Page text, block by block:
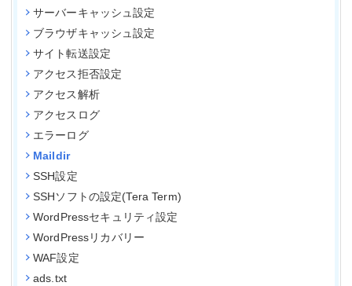
サーバーキャッシュ設定
ブラウザキャッシュ設定
サイト転送設定
アクセス拒否設定
アクセス解析
アクセスログ
エラーログ
Maildir
SSH設定
SSHソフトの設定(Tera Term)
WordPressセキュリティ設定
WordPressリカバリー
WAF設定
ads.txt